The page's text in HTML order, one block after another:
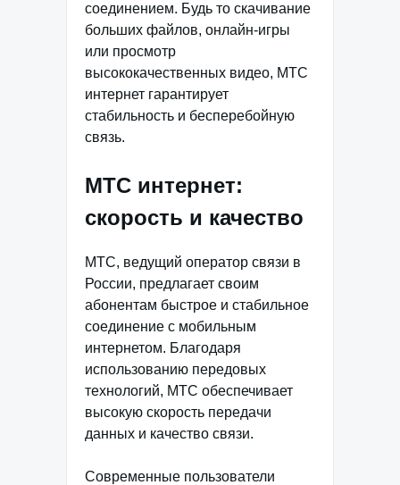
соединением. Будь то скачивание
больших файлов, онлайн-игры
или просмотр
высококачественных видео, МТС
интернет гарантирует
стабильность и бесперебойную
связь.
МТС интернет:
скорость и качество
МТС, ведущий оператор связи в
России, предлагает своим
абонентам быстрое и стабильное
соединение с мобильным
интернетом. Благодаря
использованию передовых
технологий, МТС обеспечивает
высокую скорость передачи
данных и качество связи.
Современные пользователи